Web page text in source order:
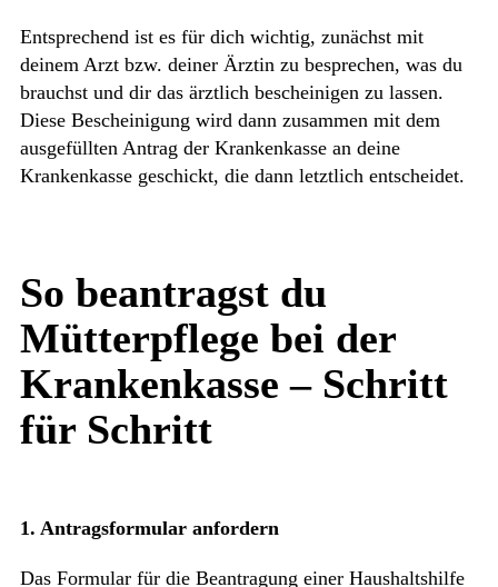
Entsprechend ist es für dich wichtig, zunächst mit
deinem Arzt bzw. deiner Ärztin zu besprechen, was du
brauchst und dir das ärztlich bescheinigen zu lassen.
Diese Bescheinigung wird dann zusammen mit dem
ausgefüllten Antrag der Krankenkasse an deine
Krankenkasse geschickt, die dann letztlich entscheidet.
So beantragst du
Mütterpflege bei der
Krankenkasse – Schritt
für Schritt
1. Antragsformular anfordern
Das Formular für die Beantragung einer Haushaltshilfe